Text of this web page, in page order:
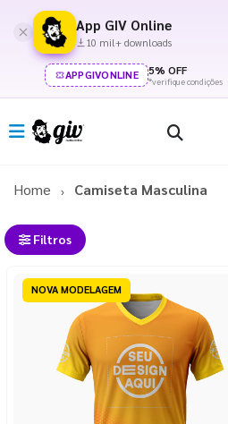
App GIV Online
10 mil+ downloads
APPGIVONLINE 5% OFF
*verifique condições
Home Camiseta Masculina
Filtros
NOVA MODELAGEM